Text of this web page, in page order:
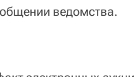
ведомства.